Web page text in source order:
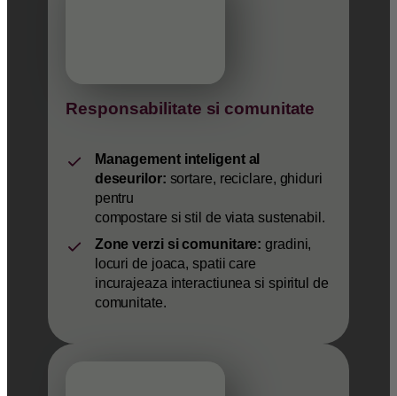
Responsabilitate si comunitate
Management inteligent al
deseurilor: sortare, reciclare, ghiduri
pentru
compostare si stil de viata sustenabil.
Zone verzi si comunitare: gradini,
locuri de joaca, spatii care
incurajeaza interactiunea si spiritul de
comunitate.